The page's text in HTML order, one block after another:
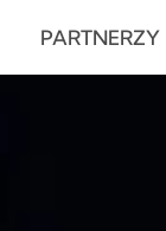
PARTNERZY